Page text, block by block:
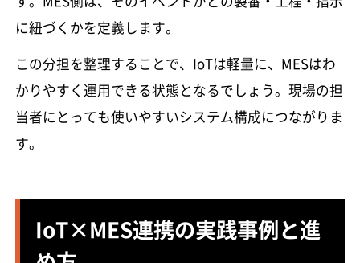
に紐づくかを定義します。
この分担を整理することで、IoTは軽量に、MESはわ
かりやすく運用できる状態となるでしょう。現場の担
当者にとっても使いやすいシステム構成につながりま
す。
IoT×MES連携の実践事例と進